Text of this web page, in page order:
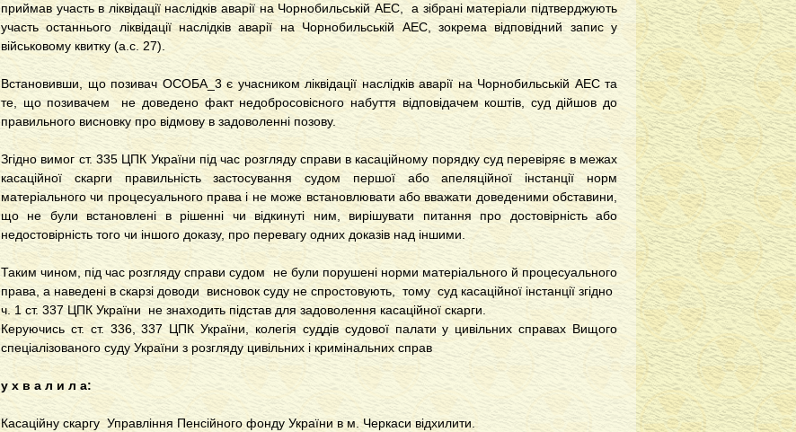
приймав участь в ліквідації наслідків аварії на Чорнобильській АЕС, а зібрані матеріали підтверджують
участь останнього ліквідації наслідків аварії на Чорнобильській АЕС, зокрема відповідний запис у
військовому квитку (а.с. 27).
Встановивши, що позивач ОСОБА_3 є учасником ліквідації наслідків аварії на Чорнобильській АЕС та
те, що позивачем не доведено факт недобросовісного набуття відповідачем коштів, суд дійшов до
правильного висновку про відмову в задоволенні позову.
Згідно вимог ст. 335 ЦПК України під час розгляду справи в касаційному порядку суд перевіряє в межах
касаційної скарги правильність застосування судом першої або апеляційної інстанції норм
матеріального чи процесуального права і не може встановлювати або вважати доведеними обставини,
що не були встановлені в рішенні чи відкинуті ним, вирішувати питання про достовірність або
недостовірність того чи іншого доказу, про перевагу одних доказів над іншими.
Таким чином, під час розгляду справи судом не були порушені норми матеріального й процесуального
права, а наведені в скарзі доводи висновок суду не спростовують, тому суд касаційної інстанції згідно
ч. 1 ст. 337 ЦПК України не знаходить підстав для задоволення касаційної скарги.
Керуючись ст. ст. 336,337 ЦПК України, колегія суддів судової палати у цивільних справах Вищого
спеціалізованого суду України з розгляду цивільних і кримінальних справ
у х в а л и л а:
Касаційну скаргу Управління Пенсійного фонду України в м. Черкаси відхилити.